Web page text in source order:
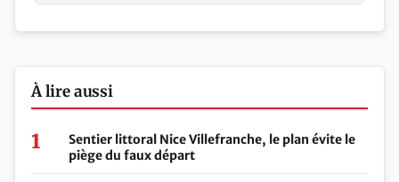
À lire aussi
Sentier littoral Nice Villefranche, le plan évite le
piège du faux départ